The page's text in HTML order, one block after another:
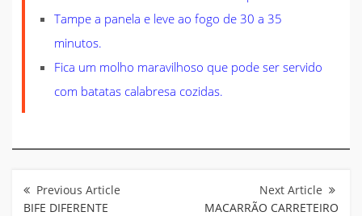
Tampe a panela e leve ao fogo de 30 a 35
minutos.
Fica um molho maravilhoso que pode ser servido
com batatas calabresa cozidas.
de
Post
BIFE DIFERENTE MACARRÃO CARRETEIRO